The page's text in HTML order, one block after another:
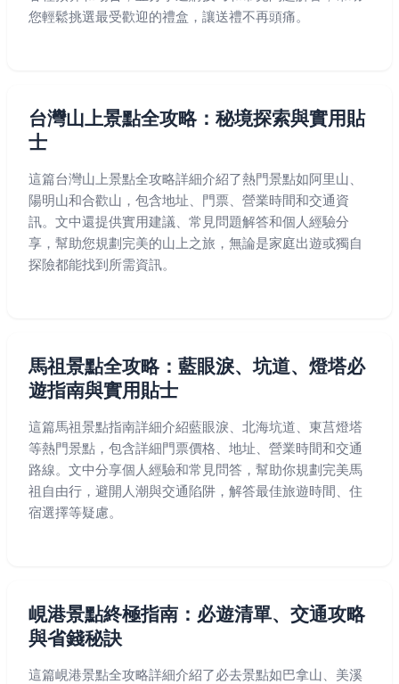
您輕鬆挑選最受歡迎的禮盒，讓送禮不再頭痛。
台灣山上景點全攻略：秘境探索與實用貼
士
這篇台灣山上景點全攻略詳細介紹了熱門景點如阿里山、
陽明山和合歡山，包含地址、門票、營業時間和交通資
訊。文中還提供實用建議、常見問題解答和個人經驗分
享，幫助您規劃完美的山上之旅，無論是家庭出遊或獨自
探險都能找到所需資訊。
馬祖景點全攻略：藍眼淚、坑道、燈塔必
遊指南與實用貼士
這篇馬祖景點指南詳細介紹藍眼淚、北海坑道、東莒燈塔
等熱門景點，包含詳細門票價格、地址、營業時間和交通
路線。文中分享個人經驗和常見問答，幫助你規劃完美馬
祖自由行，避開人潮與交通陷阱，解答最佳旅遊時間、住
宿選擇等疑慮。
峴港景點終極指南：必遊清單、交通攻略
與省錢秘訣
這篇峴港景點全攻略詳細介紹了必去景點如巴拿山、美溪